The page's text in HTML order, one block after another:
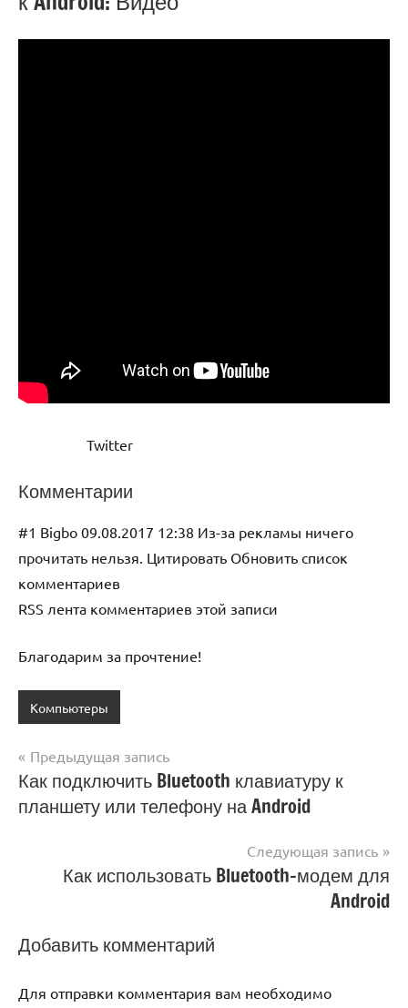
Twitter
Комментарии
#1 Bigbo 09.08.2017 12:38 Из-за рекламы ничего
прочитать нельзя. Цитировать Обновить список
комментариев
RSS лента комментариев этой записи
Благодарим за прочтение!
Компьютеры
Навигация
по
Предыдущая запись
Как подключить Bluetooth клавиатуру к
планшету или телефону на Android
Следующая запись
Как использовать Bluetooth-модем для
Android
Добавить комментарий
Для отправки комментария вам необходимо